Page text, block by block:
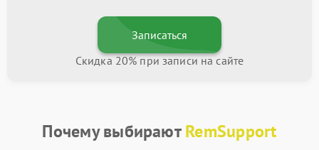
Записаться
Скидка 20% при записи на сайте
Почему выбираютRemSupport